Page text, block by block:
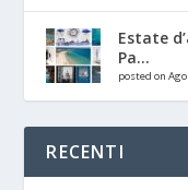
Estate
Pa...
posted on
RECENTI